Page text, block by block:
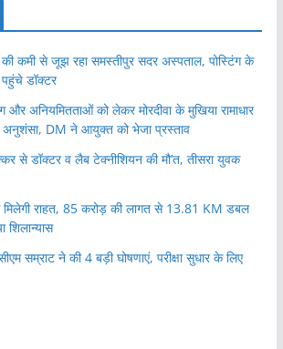
की कमी से जूझ रहा समस्तीपुर सदर अस्पताल, पोस्टिंग के
पहुंचे डॉक्टर
और अनियमितताओं को लेकर मोरदीवा के मुखिया रामाधार
अनुशंसा, DM ने आयुक्त को भेजा प्रस्ताव
से डॉक्टर व लैब टेक्नीशियन की मौ’त, तीसरा युवक
मिलेगी राहत, 85 करोड़ की लागत से 13.81 KM डबल
शिलान्यास
सम्राट ने की 4 बड़ी घोषणाएं, परीक्षा सुधार के लिए